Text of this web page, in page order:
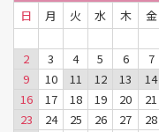
日 月 火 水 木 金
2
3 4 5 6 7
9
10 11 12 13 14
16
17 18 19 20 21
23
24 25 26 27 28